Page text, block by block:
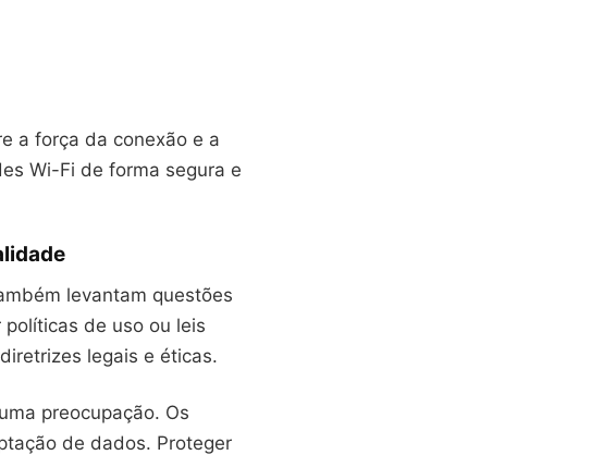
a força da conexão e a
Wi-Fi de forma segura e
levantam questões
de uso ou leis
legais e éticas.
preocupação. Os
de dados. Proteger